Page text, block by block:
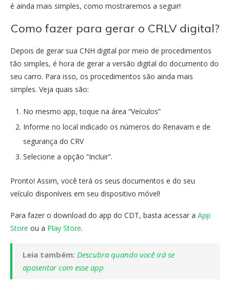
é ainda mais simples, como mostraremos a seguir!
Como fazer para gerar o CRLV digital?
Depois de gerar sua CNH digital por meio de procedimentos
tão simples, é hora de gerar a versão digital do documento do
seu carro. Para isso, os procedimentos são ainda mais
simples. Veja quais são:
No mesmo app, toque na área “Veículos”
Informe no local indicado os números do Renavam e de
segurança do CRV
Selecione a opção “Incluir”.
Pronto! Assim, você terá os seus documentos e do seu
veículo disponíveis em seu dispositivo móvel!
Para fazer o download do app do CDT, basta acessar a App
Store ou a Play Store.
Leia também: Descubra quando você irá se
aposentar com esse app